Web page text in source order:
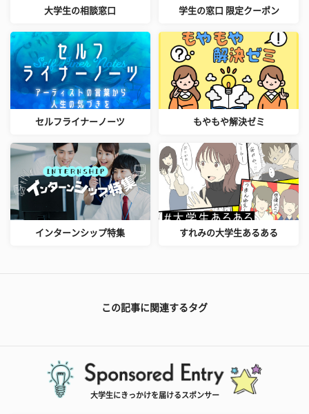
大学生の相談窓口 学生の窓口 限定クーポン
セルフライナーノーツ もやもや解決ゼミ
インターンシップ特集 すれみの大学生あるある
この記事に関連するタグ
大学生にきっかけを届けるスポンサー